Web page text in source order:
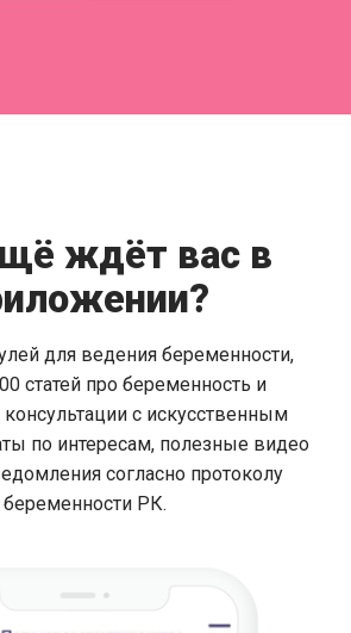
ждёт вас в
для ведения беременности,
статей про беременность и
консультации с искусственным
по интересам, полезные видео
согласно протоколу
беременности РК.